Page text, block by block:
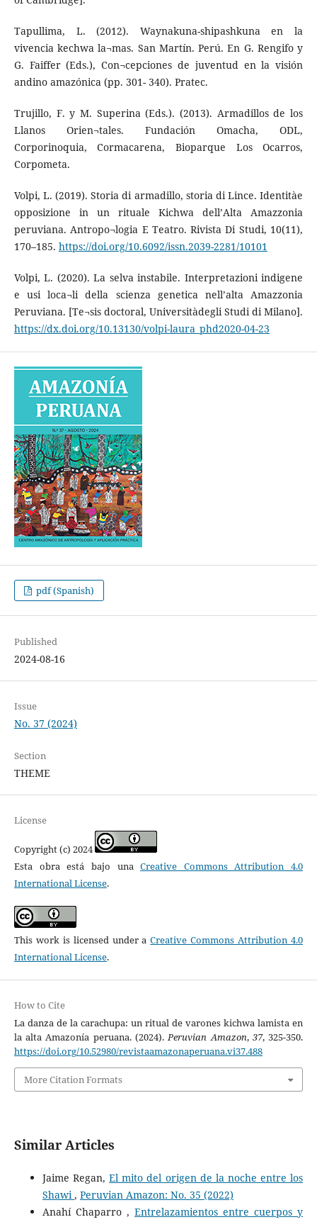
Tapullima, L. (2012). Waynakuna-shipashkuna en la
vivencia kechwa la¬mas. San Martín. Perú. En G. Rengifo y
G. Faiffer (Eds.), Con¬cepciones de juventud en la visión
andino amazónica (pp. 301- 340). Pratec.
Trujillo, F. y M. Superina (Eds.). (2013). Armadillos de los
Llanos Orien¬tales. Fundación Omacha, ODL,
Corporinoquia, Cormacarena, Bioparque Los Ocarros,
Corpometa.
Volpi, L. (2019). Storia di armadillo, storia di Lince. Identitàe
opposizione in un rituale Kichwa dell’Alta Amazzonia
peruviana. Antropo¬logia E Teatro. Rivista Di Studi, 10(11),
170–185. https://doi.org/10.6092/issn.2039-2281/10101
Volpi, L. (2020). La selva instabile. Interpretazioni indigene
e usi loca¬li della scienza genetica nell’alta Amazzonia
Peruviana. [Te¬sis doctoral, Universitàdegli Studi di Milano].
https://dx.doi.org/10.13130/volpi-laura_phd2020-04-23
pdf (Spanish)
Published
2024-08-16
Issue
No. 37 (2024)
Section
THEME
License
Copyright (c) 2024
Esta obra está bajo unaCreative Commons Attribution 4.0
International License.
This work is licensed under aCreative Commons Attribution 4.0
International License.
How to Cite
La danza de la carachupa: un ritual de varones kichwa lamista en
la alta Amazonía peruana. (2024).Peruvian Amazon, 37, 325-350.
https://doi.org/10.52980/revistaamazonaperuana.vi37.488
More Citation Formats
Similar Articles
Jaime Regan,El mito del origen de la noche entre los
Shawi, Peruvian Amazon: No. 35 (2022)
Anahí Chaparro , Entrelazamientos entre cuerpos y